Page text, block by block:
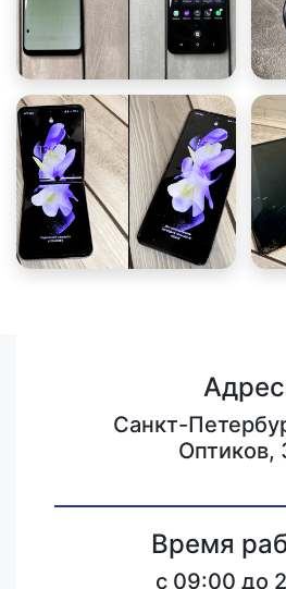
Адрес
Санкт-
Оптиков,
Время
c 09:00 до